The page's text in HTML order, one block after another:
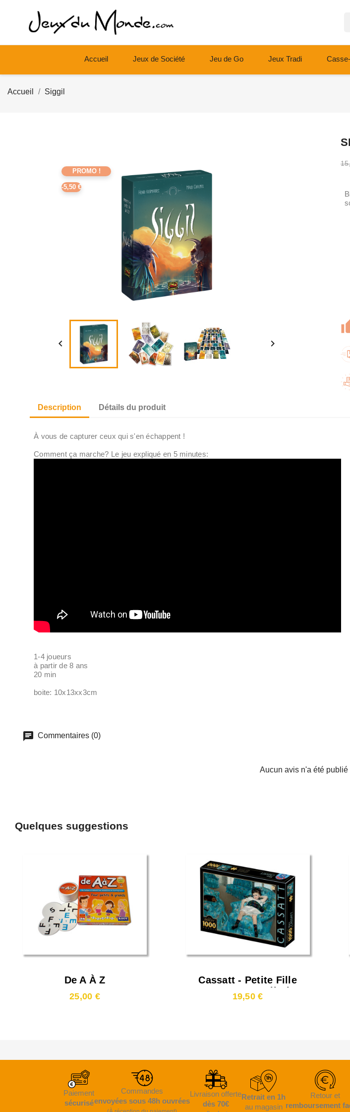
Accueil Jeux de Société Jeu de Go Jeux Tradi
Accueil Siggil
PROMO !
-5,50 €
 
Description Détails du produit
À vous de capturer ceux qui s'en échappent !
Comment ça marche? Le jeu expliqué en 5 minutes:
1-4 joueurs
à partir de 8 ans
20 min
boite: 10x13xx3cm
Commentaires (0)
Aucun avis n'a été publié
Quelques suggestions
De A À Z
25,00 €
Cassatt - Petite Fille
Dans Un Fauteuil Bleu
(1000 Pièces)
19,50 €
Paiement
sécurisé
Commandes
envoyées sous 48h ouvrées
Livraison offerte
dès 70€
Retrait en 1h
au magasin
Retour et
remboursement